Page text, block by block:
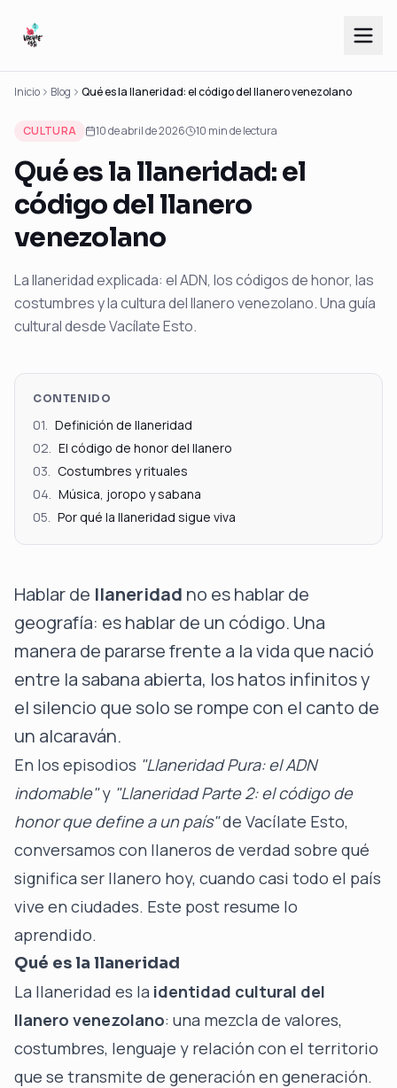
Inicio Blog Qué es la llaneridad: el código del llanero venezolano
CULTURA 10 de abril de 2026 10 min de lectura
Qué es la llaneridad: el
código del llanero
venezolano
La llaneridad explicada: el ADN, los códigos de honor, las
costumbres y la cultura del llanero venezolano. Una guía
cultural desde Vacílate Esto.
CONTENIDO
01. Definición de llaneridad
02. El código de honor del llanero
03. Costumbres y rituales
04. Música, joropo y sabana
05. Por qué la llaneridad sigue viva
Hablar de llaneridad no es hablar de
geografía: es hablar de un código. Una
manera de pararse frente a la vida que nació
entre la sabana abierta, los hatos infinitos y
el silencio que solo se rompe con el canto de
un alcaraván.
En los episodios "Llaneridad Pura: el ADN
indomable"y "Llaneridad Parte 2: el código de
honor que define a un país"de Vacílate Esto,
conversamos con llaneros de verdad sobre qué
significa ser llanero hoy, cuando casi todo el país
vive en ciudades. Este post resume lo
aprendido.
Qué es la llaneridad
La llaneridad es la identidad cultural del
llanero venezolano: una mezcla de valores,
costumbres, lenguaje y relación con el territorio
que se transmite de generación en generación.